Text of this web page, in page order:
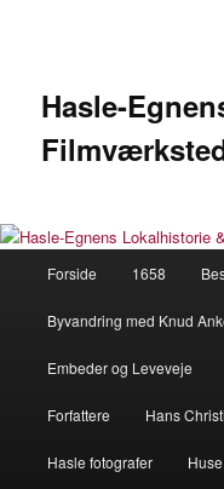
Hasle-
Forside 1658
Byvandring med Knud
Embeder og Leveveje
Forfattere Hans
Hasle fotografer